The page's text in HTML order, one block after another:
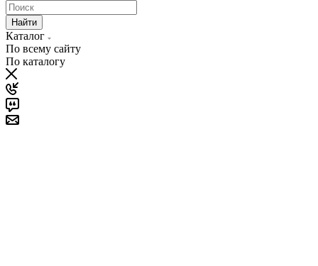
Найти
Каталог
По всему сайту
По каталогу